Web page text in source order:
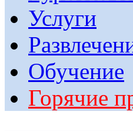
Услуги
Обучение
Горячие